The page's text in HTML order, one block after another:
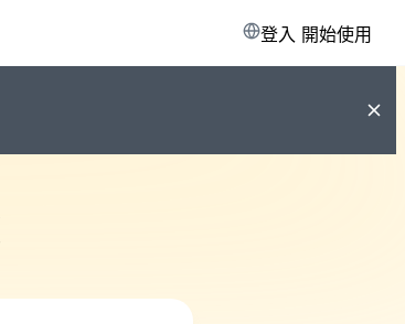
登入 開始使用